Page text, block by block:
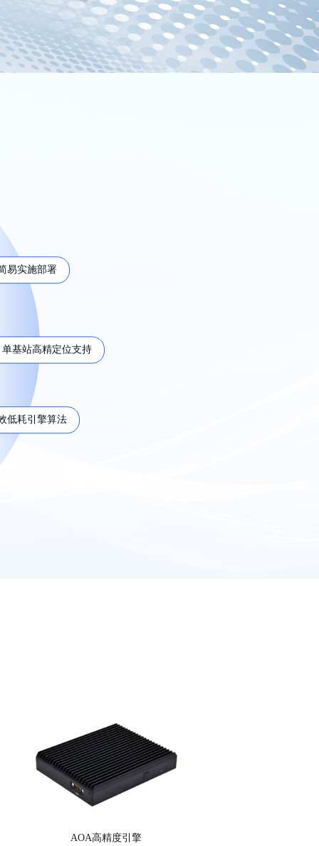
易实施部署
单基站高精定位支持
低耗引擎算法
AOA高精度引擎